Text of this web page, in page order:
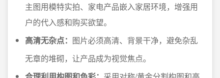
主图用模特实拍、家电产品嵌入家居环境，增强用
户的代入感和购买欲望。
高清无杂点： 图片必须高清、背景干净，避免杂乱
无章的堆砌，让产品成为视觉焦点。